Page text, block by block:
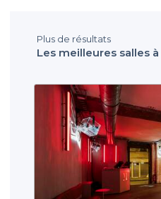
Plus de résultats
Les meilleures salles